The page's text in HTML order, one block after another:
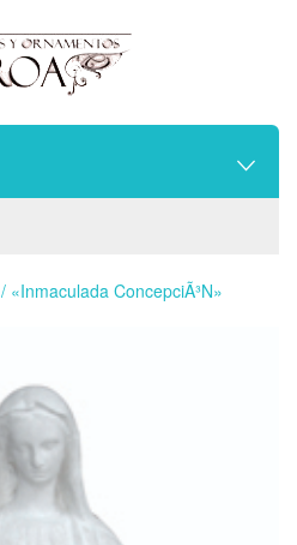
/ «Inmaculada ConcepciÃ³n»